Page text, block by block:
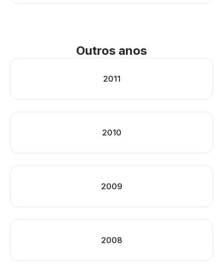
Outros anos
2011
2010
2009
2008